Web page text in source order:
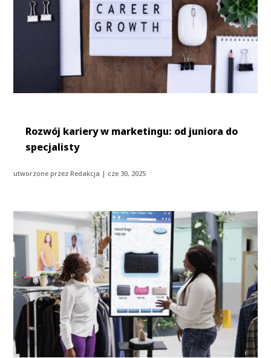
Rozwój kariery w marketingu: od juniora do
specjalisty
utworzone przezRedakcja | cze 30, 2025